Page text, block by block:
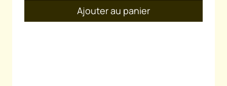
Ajouter au panier